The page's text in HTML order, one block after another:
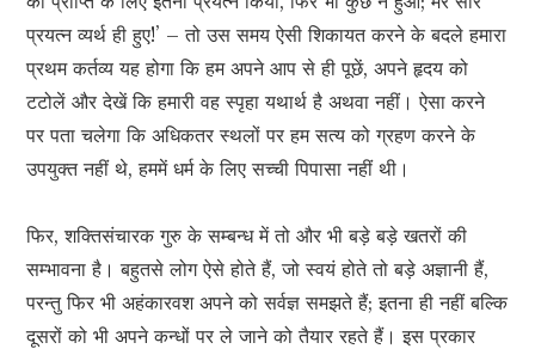
प्रयत्न व्यर्थ ही हुए!’ – तो उस समय ऐसी शिकायत करने के बदले हमारा
प्रथम कर्तव्य यह होगा कि हम अपने आप से ही पूछें, अपने हृदय को
टटोलें और देखें कि हमारी वह स्पृहा यथार्थ है अथवा नहीं। ऐसा करने
पर पता चलेगा कि अधिकतर स्थलों पर हम सत्य को ग्रहण करने के
उपयुक्त नहीं थे, हममें धर्म के लिए सच्ची पिपासा नहीं थी।
फिर, शक्तिसंचारक गुरु के सम्बन्ध में तो और भी बड़े बड़े खतरों की
सम्भावना है। बहुतसे लोग ऐसे होते हैं, जो स्वयं होते तो बड़े अज्ञानी हैं,
परन्तु फिर भी अहंकारवश अपने को सर्वज्ञ समझते हैं; इतना ही नहीं बल्कि
दूसरों को भी अपने कन्धों पर ले जाने को तैयार रहते हैं। इस प्रकार